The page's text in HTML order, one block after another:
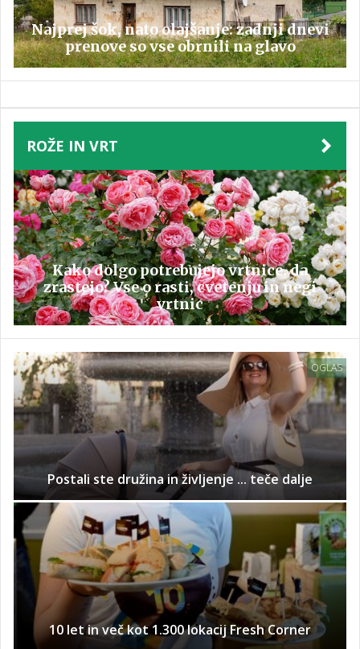
Najprej šok, nato olajšanje: zadnji dnevi
prenove so vse obrnili na glavo
ROŽE IN VRT
Kako dolgo potrebujejo vrtnice, da
zrastejo? Vse o rasti, cvetenju in negi
vrtnic
OGLAS
Postali ste družina in življenje ... teče dalje
10 let in več kot 1.300 lokacij Fresh Corner